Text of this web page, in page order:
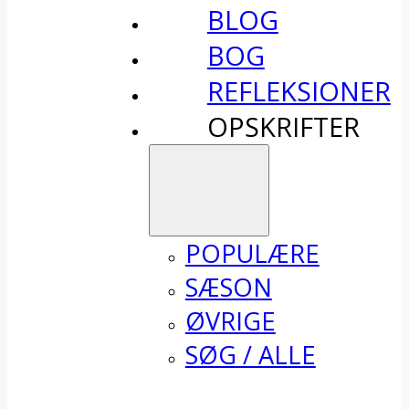
BLOG
BOG
REFLEKSIONER
OPSKRIFTER
POPULÆRE
SÆSON
ØVRIGE
SØG / ALLE